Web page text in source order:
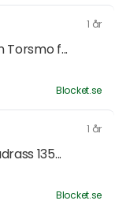
1 år
Torsmo f...
Blocket.se
1 år
135...
Blocket.se